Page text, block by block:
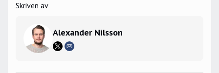
Skriven av
Alexander Nilsson